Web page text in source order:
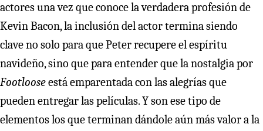
actores una vez que conoce la verdadera profesión de
Kevin Bacon, la inclusión del actor termina siendo
clave no solo para que Peter recupere el espíritu
navideño, sino que para entender que la nostalgia por
Footlooseestá emparentada con las alegrías que
pueden entregar las películas. Y son ese tipo de
elementos los que terminan dándole aún más valor a la